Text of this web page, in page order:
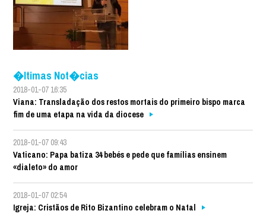
�ltimas Not�cias
2018-01-07 16:35
Viana: Transladação dos restos mortais do primeiro bispo marca
fim de uma etapa na vida da diocese
2018-01-07 09:43
Vaticano: Papa batiza 34 bebés e pede que famílias ensinem
«dialeto» do amor
2018-01-07 02:54
Igreja: Cristãos de Rito Bizantino celebram o Natal